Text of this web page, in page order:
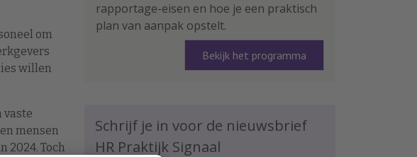
om
willen
vaste
mensen
2024. Toch
rapportage-eisen en hoe je een praktisch
plan van aanpak opstelt.
Bekijk het programma
Schrijf je in voor de nieuwsbrief
HR Praktijk Signaal